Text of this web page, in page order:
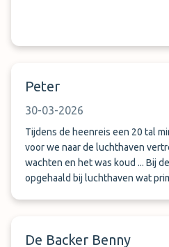
Peter
30-03-2026
Tijdens de heenreis een 20 tal
voor we naar de luchthaven
wachten en het was koud ... Bij
opgehaald bij luchthaven wat
De Backer Benny